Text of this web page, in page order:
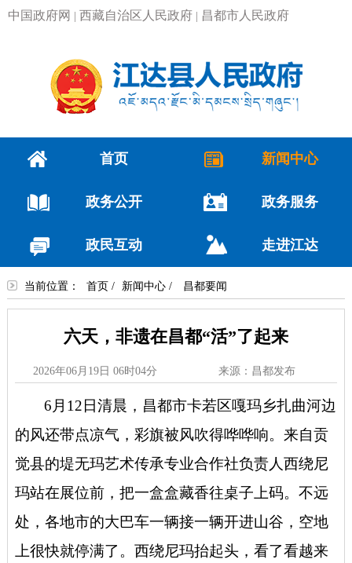
中国政府网 西藏自治区人民政府 昌都市人民政府
首页 新闻中心
政务公开 政务服务
政民互动 走进江达
当前位置： 首页 / 新闻中心/ 昌都要闻
六天，非遗在昌都“活”了起来
2026年06月19日 06时04分 来源：昌都发布
6月12日清晨，昌都市卡若区嘎玛乡扎曲河边
的风还带点凉气，彩旗被风吹得哗哗响。来自贡
觉县的堤无玛艺术传承专业合作社负责人西绕尼
玛站在展位前，把一盒盒藏香往桌子上码。不远
处，各地市的大巴车一辆接一辆开进山谷，空地
上很快就停满了。西绕尼玛抬起头，看了看越来